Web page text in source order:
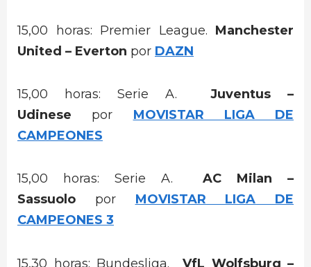
15,00 horas: Premier League. Manchester
United – Everton por DAZN
15,00 horas: Serie A. Juventus –
Udinese
por MOVISTAR LIGA DE
CAMPEONES
15,00 horas: Serie A.AC Milan –
Sassuolo
por MOVISTAR LIGA DE
CAMPEONES 3
15,30 horas: Bundesliga. VfL Wolfsburg –